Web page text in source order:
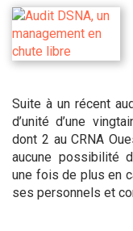
Suite à un récent
d’unité d’une
dont 2 au CRNA
aucune possibilité
une fois de plus en
ses personnels et